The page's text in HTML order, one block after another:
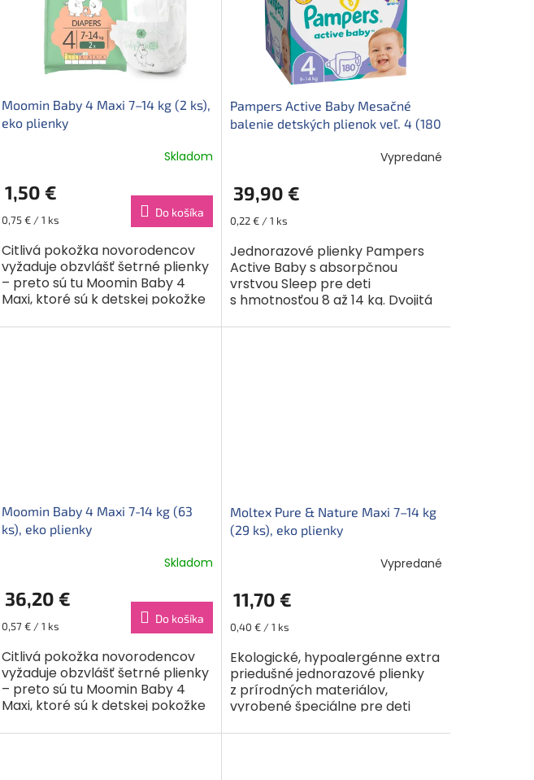
Moomin Baby 4 Maxi 7–14 kg (2 ks),
eko plienky
Skladom
1,50 €
Jednotková
0,75 € / 1 ks
Do košíka
Citlivá pokožka novorodencov
vyžaduje obzvlášť šetrné plienky
– preto sú tu Moomin Baby 4
Maxi, ktoré sú k detskej pokožke
extrémne spoľahlivé....
Pampers Active Baby Mesačné
balenie detských plienok veľ. 4 (180
Vypredané
39,90 €
Jednotková
0,22 € / 1 ks
Jednorazové plienky Pampers
Active Baby s absorpčnou
vrstvou Sleep pre deti
s hmotnosťou 8 až 14 kg. Dvojitá
poskytuje až 12 hodín
Moomin Baby 4 Maxi 7-14 kg (63
ks), eko plienky
Skladom
36,20 €
Jednotková
0,57 € / 1 ks
Do košíka
Citlivá pokožka novorodencov
vyžaduje obzvlášť šetrné plienky
– preto sú tu Moomin Baby 4
Maxi, ktoré sú k detskej pokožke
extrémne spoľahlivé....
Moltex Pure & Nature Maxi 7–14 kg
(29 ks), eko plienky
Vypredané
11,70 €
Jednotková
0,40 € / 1 ks
Ekologické, hypoalergénne extra
priedušné jednorazové plienky
z prírodných materiálov,
vyrobené špeciálne pre deti
vzniklo...